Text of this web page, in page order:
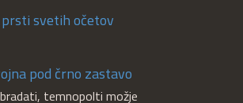
svetih očetov
pod črno zastavo
temnopolti možje